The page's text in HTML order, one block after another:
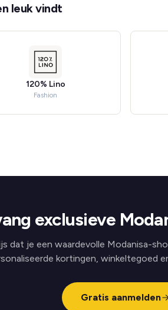
leuk vindt
120% Lino
Fashion
exclusieve
dat je een waardevolle Modanisa-
kortingen, winkeltegoed
Gratis aanmelden